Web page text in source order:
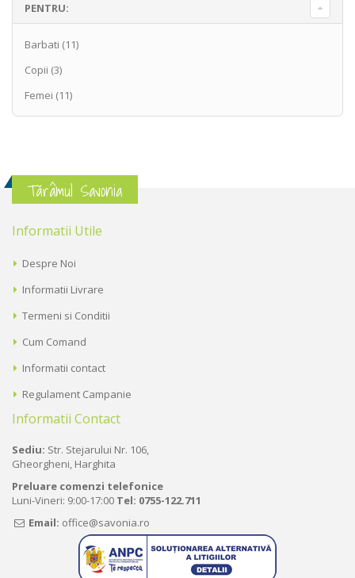
PENTRU:
Barbati (11)
Copii (3)
Femei (11)
Tărâmul Savonia
Informatii Utile
Despre Noi
Informatii Livrare
Termeni si Conditii
Cum Comand
Informatii contact
Regulament Campanie
Informatii Contact
Sediu: Str. Stejarului Nr. 106,
Gheorgheni, Harghita
Preluare comenzi telefonice
Luni-Vineri: 9:00-17:00 Tel: 0755-122.711
Email: office@savonia.ro